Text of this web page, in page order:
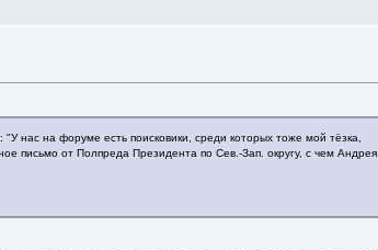
нас на форуме есть поисковики, среди которых тоже мой тёзка,
письмо от Полпреда Президента по Сев.-Зап. округу, с чем Андрея